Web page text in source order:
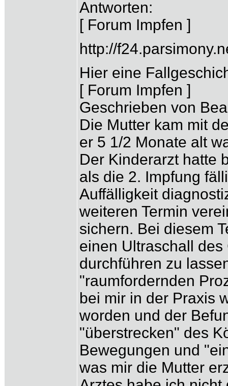
Antworten:
[ Forum Impfen ]
http://
Hier eine
[ Forum Impfen ]
Geschrieben von
Die Mutter kam mit
er 5 1/2 Monate alt
Der Kinderarzt hatte
als die 2. Impfung
Auffälligkeit
weiteren Termin
sichern. Bei diesem
einen Ultraschall
durchführen zu
"raumfordernden
bei mir in der Praxis
worden und der
"überstrecken" des
Bewegungen und
was mir die Mutter